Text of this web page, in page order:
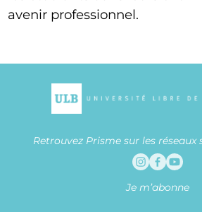
avenir professionnel.
Retrouvez Prisme sur les réseaux
Instagram
Je m’abonne